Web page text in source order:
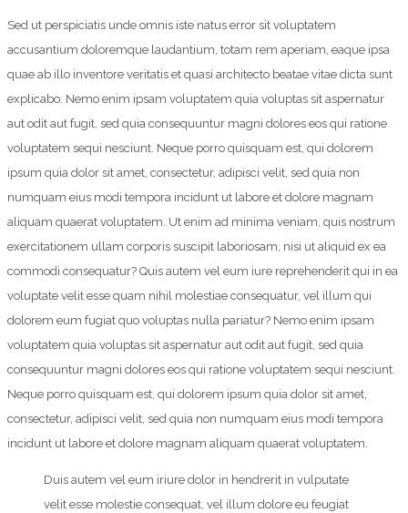
Sed ut perspiciatis unde omnis iste natus error sit voluptatem
accusantium doloremque laudantium, totam rem aperiam, eaque ipsa
quae ab illo inventore veritatis et quasi architecto beatae vitae dicta sunt
explicabo. Nemo enim ipsam voluptatem quia voluptas sit aspernatur
aut odit aut fugit, sed quia consequuntur magni dolores eos qui ratione
voluptatem sequi nesciunt. Neque porro quisquam est, qui dolorem
ipsum quia dolor sit amet, consectetur, adipisci velit, sed quia non
numquam eius modi tempora incidunt ut labore et dolore magnam
aliquam quaerat voluptatem. Ut enim ad minima veniam, quis nostrum
exercitationem ullam corporis suscipit laboriosam, nisi ut aliquid ex ea
commodi consequatur? Quis autem vel eum iure reprehenderit qui in ea
voluptate velit esse quam nihil molestiae consequatur, vel illum qui
dolorem eum fugiat quo voluptas nulla pariatur? Nemo enim ipsam
voluptatem quia voluptas sit aspernatur aut odit aut fugit, sed quia
consequuntur magni dolores eos qui ratione voluptatem sequi nesciunt.
Neque porro quisquam est, qui dolorem ipsum quia dolor sit amet,
consectetur, adipisci velit, sed quia non numquam eius modi tempora
incidunt ut labore et dolore magnam aliquam quaerat voluptatem.
Duis autem vel eum iriure dolor in hendrerit in vulputate
velit esse molestie consequat, vel illum dolore eu feugiat